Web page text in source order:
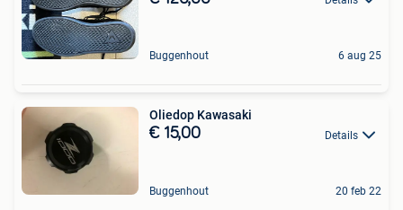
Buggenhout 6 aug 25
Oliedop Kawasaki
€ 15,00 Details
Buggenhout 20 feb 22